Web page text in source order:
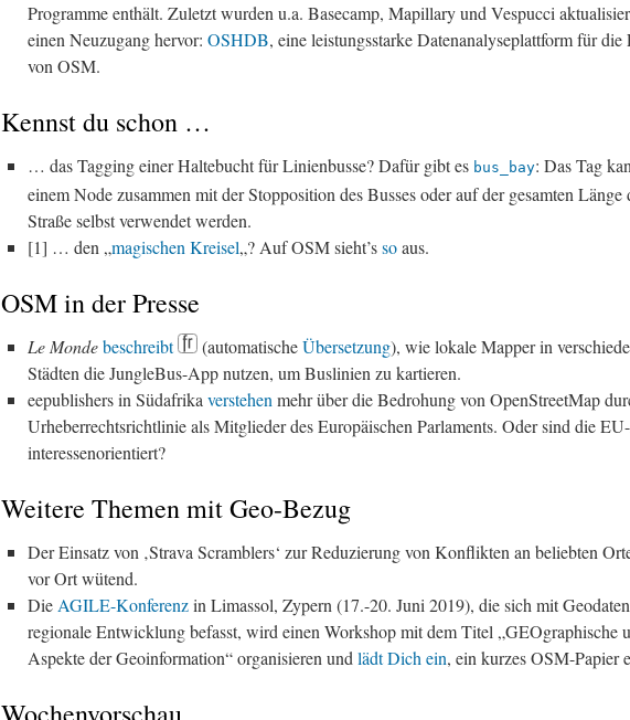
Programme enthält. Zuletzt wurden u.a. Basecamp, Mapillary und Vespucci
einen Neuzugang hervor: OSHDB, eine leistungsstarke Datenanalyseplattform für
von OSM.
Kennst du schon …
… das Tagging einer Haltebucht für Linienbusse? Dafür gibt es bus_bay: Das Tag
einem Node zusammen mit der Stopposition des Busses oder auf der gesamten
Straße selbst verwendet werden.
[1] … den „magischen Kreisel„? Auf OSM sieht’ssoaus.
OSM in der Presse
Le Mondebeschreibt (automatischeÜbersetzung), wie lokale Mapper in
Städten die JungleBus-App nutzen, um Buslinien zu kartieren.
eepublishers in Südafrika verstehen mehr über die Bedrohung von OpenStreetMap
Urheberrechtsrichtlinie als Mitglieder des Europäischen Parlaments. Oder sind die
interessenorientiert?
Weitere Themen mit Geo-Bezug
Der Einsatz von ‚Strava Scramblers‘ zur Reduzierung von Konflikten an beliebten
vor Ort wütend.
Die AGILE-Konferenzin Limassol, Zypern (17.-20. Juni 2019), die sich mit
regionale Entwicklung befasst, wird einen Workshop mit dem Titel „GEOgraphische
Aspekte der Geoinformation“ organisieren und lädt Dich ein, ein kurzes OSM-Papier